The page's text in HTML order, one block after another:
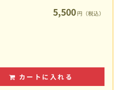
5,500 円（税込）
カートに入れる